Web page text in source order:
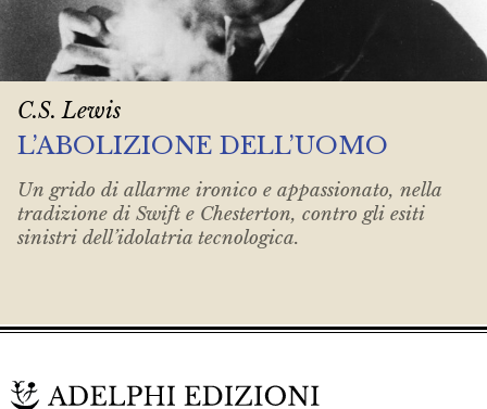
C.S. Lewis
L’ABOLIZIONE DELL’UOMO
Un grido di allarme ironico e appassionato, nella
tradizione di Swift e Chesterton, contro gli esiti
sinistri dell’idolatria tecnologica.